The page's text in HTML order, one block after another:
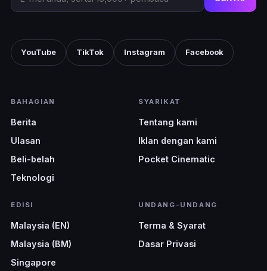
YouTube TikTok Instagram Facebook
BAHAGIAN
Berita
Ulasan
Beli-belah
Teknologi
SYARIKAT
Tentang kami
Iklan dengan kami
Pocket Cinematic
EDISI
Malaysia (EN)
Malaysia (BM)
Singapore
UNDANG-UNDANG
Terma & Syarat
Dasar Privasi